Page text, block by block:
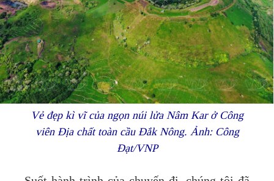
Vẻ đẹp kì vĩ của ngọn núi lửa Nâm Kar ở Công
viên Địa chất toàn cầu Đắk Nông. Ảnh: Công
Đạt/VNP